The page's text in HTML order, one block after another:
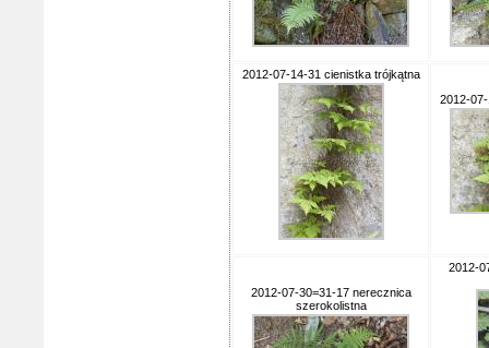
2012-07-14-31 cienistka trójkątna
2012-
2012-07-30=31-17 nerecznica
szerokolistna
2012-